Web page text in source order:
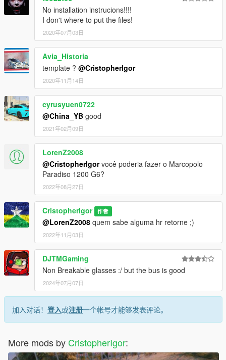
No installation instrucions!!!!
I don't where to put the files!
2020年07月03日
Avia_Historia
template ? @CristopherIgor
2020年11月14日
cyrusyuen0722
@China_YB good
2021年02月09日
LorenZ2008
@CristopherIgorvocê poderia fazer o Marcopolo
Paradiso 1200 G6?
2022年08月27日
CristopherIgor 作者
@LorenZ2008 quem sabe alguma hr retorne ;)
2022年11月03日
DJTMGaming
Non Breakable glasses :/ but the bus is good
2024年07月07日
加入对话！ 登入或注册一个帐号才能够发表评论。
More mods by CristopherIgor: